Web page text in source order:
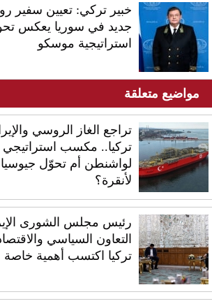
خبير تركي: تعيين سفير
جديد في سوريا يعكس
استراتيجية موسكو
مواضيع متعلقة
تراجع الغاز الروسي
تركيا.. مكسب استراتيجي
لواشنطن أم تحوّل
لأنقرة؟
رئيس مجلس الشورى
التعاون السياسي
تركيا اكتسب أهمية خاصة